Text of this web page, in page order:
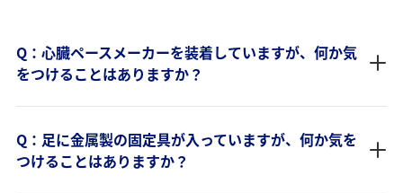
Q：心臓ペースメーカーを装着していますが、何か気
をつけることはありますか？
Q：足に金属製の固定具が入っていますが、何か気を
つけることはありますか？